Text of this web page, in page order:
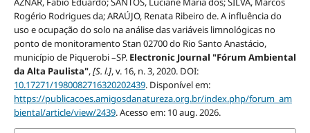
Rogério Rodrigues da; ARAÚJO, Renata Ribeiro de. A influência do
uso e ocupação do solo na análise das variáveis limnológicas no
ponto de monitoramento Stan 02700 do Rio Santo Anastácio,
município de Piquerobi –SP. Electronic Journal "Fórum Ambiental
da Alta Paulista",[S. l.], v. 16, n. 3, 2020. DOI:
10.17271/1980082716320202439. Disponível em:
https://publicacoes.amigosdanatureza.org.br/index.php/forum_am
biental/article/view/2439. Acesso em: 10 aug. 2026.